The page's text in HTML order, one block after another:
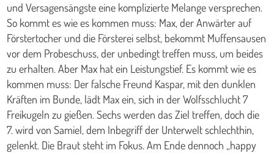
und Versagensängste eine komplizierte Melange versprechen.
So kommt es wie es kommen muss: Max, der Anwärter auf
Förstertocher und die Försterei selbst, bekommt Muffensausen
vor dem Probeschuss, der unbedingt treffen muss, um beides
zu erhalten. Aber Max hat ein Leistungstief. Es kommt wie es
kommen muss: Der falsche Freund Kaspar, mit den dunklen
Kräften im Bunde, lädt Max ein, sich in der Wolfsschlucht 7
Freikugeln zu gießen. Sechs werden das Ziel treffen, doch die
7. wird von Samiel, dem Inbegriff der Unterwelt schlechthin,
gelenkt. Die Braut steht im Fokus. Am Ende dennoch „happy